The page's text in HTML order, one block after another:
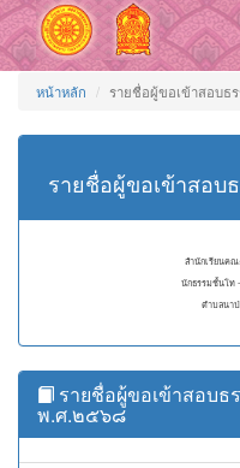
หน้าหลัก รายชื่อผู้ขอเข้าสอบธ
รายชื่อผู้ขอเข้าสอ
สำนักเรียนค
นักธรรมชั้นโท
ตำบลนาป่
รายชื่อผู้ขอเข้าสอบธ
พ.ศ.๒๕๖๘